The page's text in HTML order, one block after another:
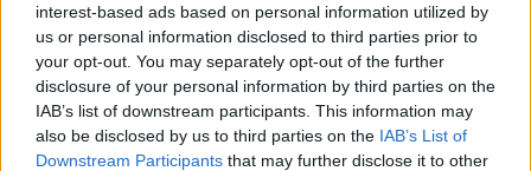
interest-based ads based on personal information utilized by
us or personal information disclosed to third parties prior to
your opt-out. You may separately opt-out of the further
disclosure of your personal information by third parties on the
IAB’s list of downstream participants. This information may
also be disclosed by us to third parties on the IAB’s List of
Downstream Participants that may further disclose it to other
A ma este éppen a nagy presztízsű tokiói Opera City
Hallban koncertező, negyvenhét éve fennálló
kamarazenekar február 2-án érkezik haza Japán turnéjáról,
ahol hét hangversenyből álló sorozat során Mozart műveit
játsszák. Szólistaként japán művészek lépnek fel, Minami